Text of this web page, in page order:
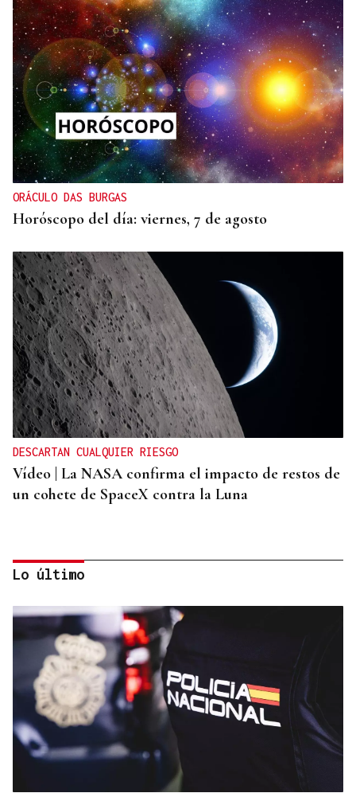
ORÁCULO DAS BURGAS
Horóscopo del día: viernes, 7 de agosto
DESCARTAN CUALQUIER RIESGO
Vídeo | La NASA confirma el impacto de restos de
un cohete de SpaceX contra la Luna
ORÁCULO DAS BURGAS
Horóscopo del día: jueves, 6 de agosto
Lo último